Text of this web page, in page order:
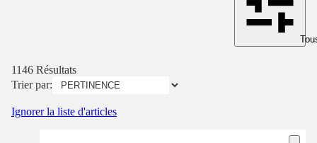
1146 Résultats
Trier par:
Ignorer la liste d'articles